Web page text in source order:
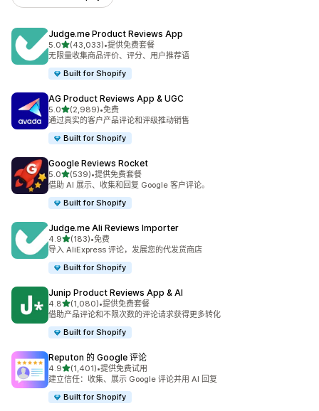
Judge.me Product Reviews App
5.0星（满分 5 星）
(43,033)
总共 43033 条评论
•提供免费套餐
无限量收集商品评价、评分、用户推荐语
Built for Shopify
AG Product Reviews App & UGC
5.0星（满分 5 星）
(2,989)
总共 2989 条评论
•免费
通过真实的客户产品评论和评级推动销售
Built for Shopify
Google Reviews Rocket
5.0星（满分 5 星）
(539)
总共 539 条评论
•提供免费套餐
借助 AI 展示、收集和回复 Google 客户评论。
Built for Shopify
Judge.me Ali Reviews Importer
4.9星（满分 5 星）
(183)
总共 183 条评论
•免费
导入 AliExpress 评论，发展您的代发货商店
Built for Shopify
Junip Product Reviews App & AI
4.8星（满分 5 星）
(1,080)
总共 1080 条评论
•提供免费套餐
借助产品评论和不限次数的评论请求获得更多转化
Built for Shopify
Reputon 的 Google 评论
4.9星（满分 5 星）
(1,401)
总共 1401 条评论
•提供免费试用
建立信任：收集、展示 Google 评论并用 AI 回复
Built for Shopify